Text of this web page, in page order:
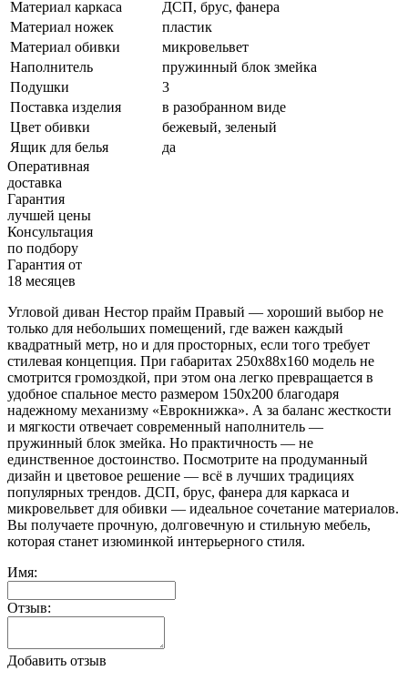
Материал каркаса
ДСП, брус, фанера
Материал ножек
пластик
Материал обивки
микровельвет
Наполнитель
пружинный блок змейка
Подушки
3
Поставка изделия
в разобранном виде
Цвет обивки
бежевый, зеленый
Ящик для белья
да
Оперативная
доставка
Гарантия
лучшей цены
Консультация
по подбору
Гарантия от
18 месяцев
Угловой диван Нестор прайм Правый — хороший выбор не
только для небольших помещений, где важен каждый
квадратный метр, но и для просторных, если того требует
стилевая концепция. При габаритах 250х88х160 модель не
смотрится громоздкой, при этом она легко превращается в
удобное спальное место размером 150х200 благодаря
надежному механизму «Еврокнижка». А за баланс жесткости
и мягкости отвечает современный наполнитель —
пружинный блок змейка. Но практичность — не
единственное достоинство. Посмотрите на продуманный
дизайн и цветовое решение — всё в лучших традициях
популярных трендов. ДСП, брус, фанера для каркаса и
микровельвет для обивки — идеальное сочетание материалов.
Вы получаете прочную, долговечную и стильную мебель,
которая станет изюминкой интерьерного стиля.
Имя:
Отзыв:
Добавить отзыв